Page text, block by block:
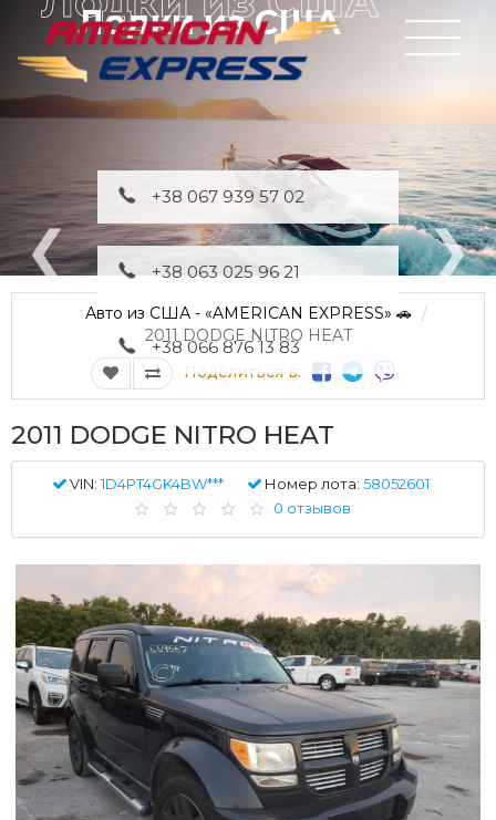
Лодки из США
+38 067 939 57 02
+38 063 025 96 21
+38 066 876 13 83
Авто из США - «AMERICAN EXPRESS» 🚗
2011 DODGE NITRO HEAT
Поделиться в:
2011 DODGE NITRO HEAT
VIN:1D4PT4GK4BW*** Номер лота: 58052601
0 отзывов